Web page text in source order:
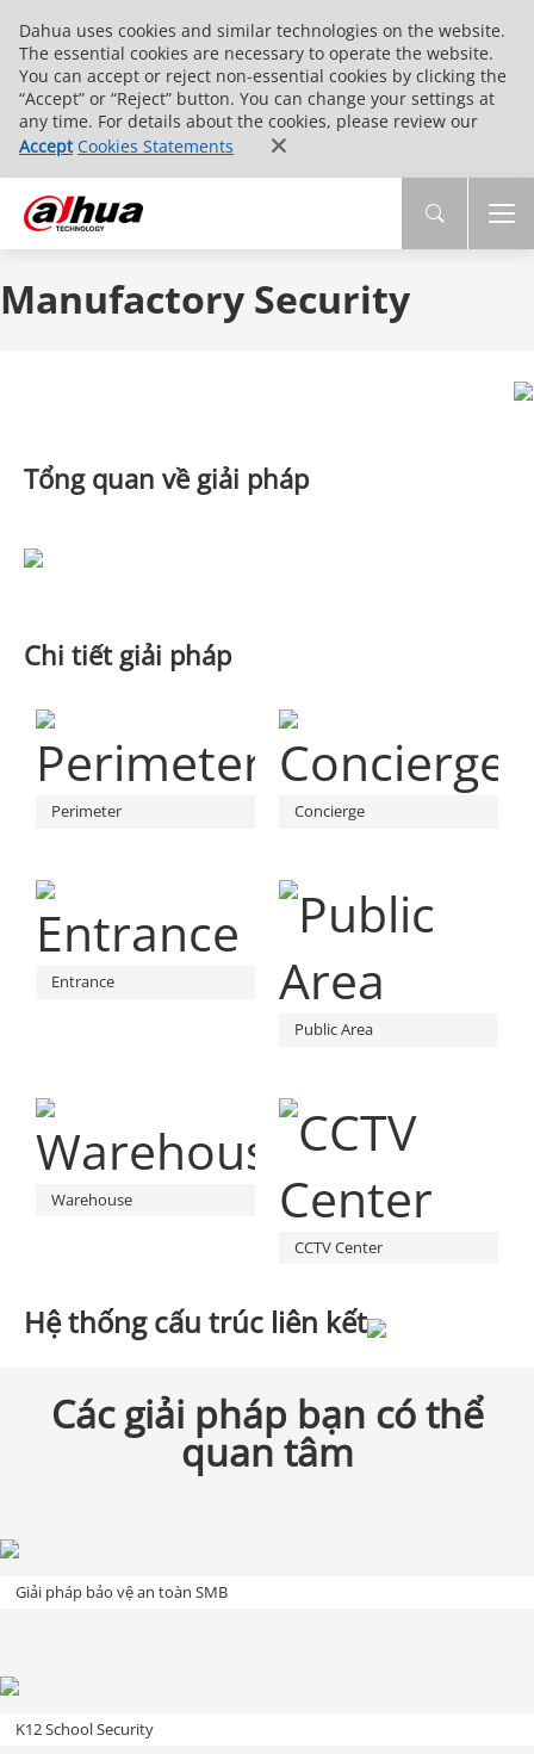
Dahua uses cookies and similar technologies on the website.
The essential cookies are necessary to operate the website.
You can accept or reject non-essential cookies by clicking the
“Accept” or “Reject” button. You can change your settings at
any time. For details about the cookies, please review our
Accept Cookies Statements
Manufactory Security
Tổng quan về giải pháp
Chi tiết giải pháp
Perimeter Concierge
Entrance
Public Area
Warehouse
CCTV Center
Hệ thống cấu trúc liên kết
Các giải pháp bạn có thể
quan tâm
Giải pháp bảo vệ an toàn SMB
K12 School Security